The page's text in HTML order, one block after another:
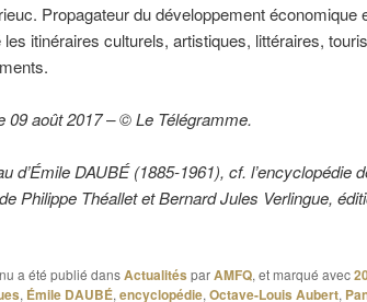
Propagateur du développement économique
itinéraires culturels, artistiques, littéraires,
09 août 2017 – © Le Télégramme.
d’Émile DAUBÉ (1885-1961), cf. l’encyclopédie
Philippe Théallet et Bernard Jules Verlingue,
a été publié dansActualités parAMFQ, et marqué avec
, Émile DAUBÉ, encyclopédie, Octave-Louis Aubert,